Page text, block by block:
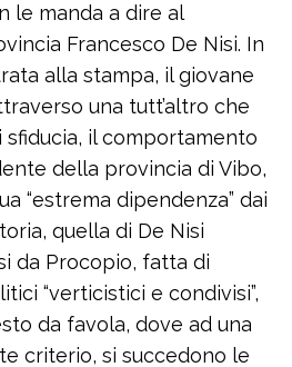
le manda a dire al
Francesco De Nisi. In
alla stampa, il giovane
una tutt’altro che
il comportamento
della provincia di Vibo,
“estrema dipendenza” dai
quella di De Nisi
da Procopio, fatta di
“verticistici e condivisi”,
da favola, dove ad una
criterio, si succedono le